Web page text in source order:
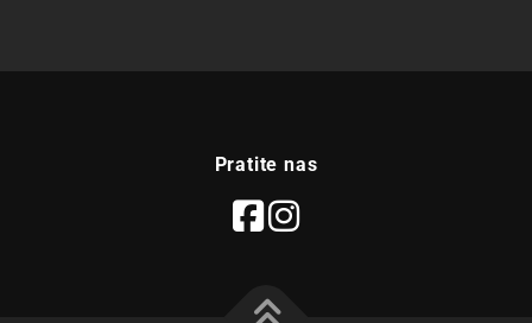
Pratite nas